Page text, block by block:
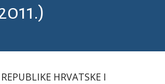
HRVATSKE I